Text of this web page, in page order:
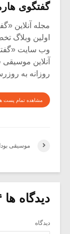
گفتگوی
اولین وبلاگ
وب سایت
آنلاین
روزانه به
مشاهده تمام پست
موسیقی
دیدگاه ها ۴
دیدگاه